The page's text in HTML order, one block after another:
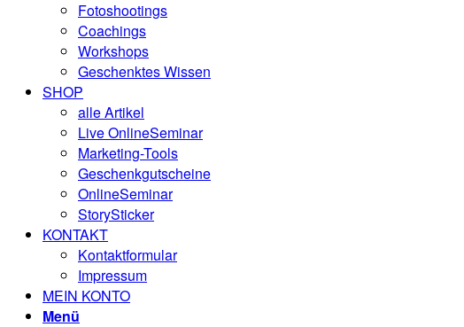
Fotoshootings
Coachings
Workshops
Geschenktes Wissen
SHOP
alle Artikel
Live OnlineSeminar
Marketing-Tools
Geschenkgutscheine
OnlineSeminar
StorySticker
KONTAKT
Kontaktformular
Impressum
MEIN KONTO
Menü